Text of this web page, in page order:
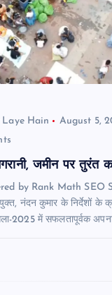
Hain
August 5,
जमीन पर तुरंत
by Rank Math SEO
नंदन कुमार के निर्देशों के
2025 में सफलतापूर्वक